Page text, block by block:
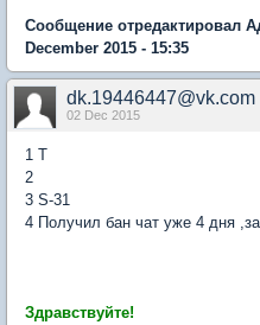
Сообщение отредактировал
December 2015 - 15:35
dk.19446447@vk.com
02 Dec 2015
1 Т
2
3 S-31
4 Получил бан чат уже 4 дня
Здравствуйте!